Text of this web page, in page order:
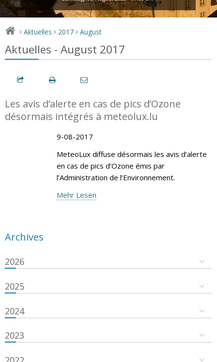
> Aktuelles > 2017 > August
Aktuelles - August 2017
Les avis d’alerte en cas de pics d’Ozone
désormais intégrés à meteolux.lu
9-08-2017
MeteoLux diffuse désormais les avis d’alerte
en cas de pics d’Ozone émis par
l’Administration de l’Environnement.
Mehr Lesen
Archives
2026
2025
2024
2023